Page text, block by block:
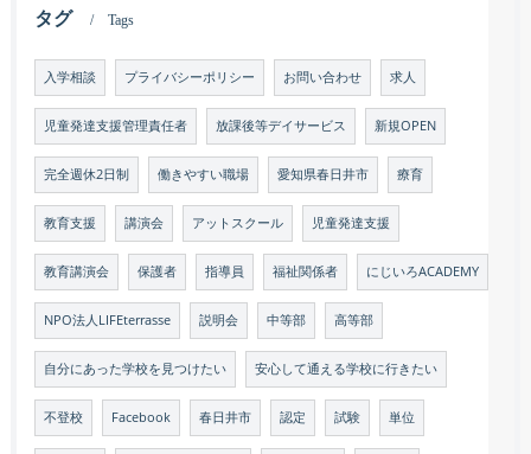
タグ Tags
入学相談 プライバシーポリシー お問い合わせ 求人
児童発達支援管理責任者 放課後等デイサービス 新規OPEN
完全週休2日制 働きやすい職場 愛知県春日井市 療育
教育支援 講演会 アットスクール 児童発達支援
教育講演会 保護者 指導員 福祉関係者 にじいろACADEMY
NPO法人LIFEterrasse 説明会 中等部 高等部
自分にあった学校を見つけたい 安心して通える学校に行きたい
不登校 Facebook 春日井市 認定 試験 単位